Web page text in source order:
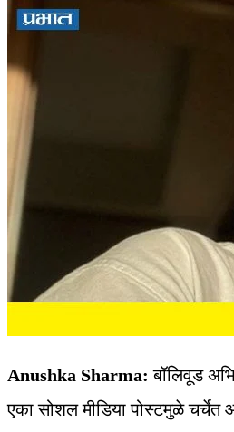
Anushka Sharma: बॉलिवूड
एका सोशल मीडिया पोस्टमुळे